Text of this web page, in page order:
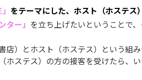
をテーマにした、ホスト（ホステス
ター」 を立ち上げたいということで
店）とホスト（ホステス）という組
ホステス）の方の接客を受けたら、